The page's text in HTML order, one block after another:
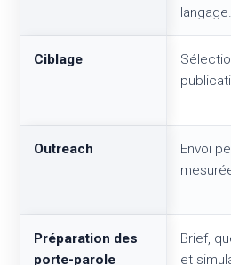
langage.
Ciblage
Outreach
Envoi
Préparation des
porte-parole
Brief,
et